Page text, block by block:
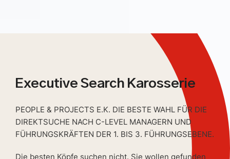
Executive Search Karosserie
PEOPLE & PROJECTS E.K. DIE BESTE WAHL FÜR DIE
DIREKTSUCHE NACH C-LEVEL MANAGERN UND
FÜHRUNGSKRÄFTEN DER 1. BIS 3. FÜHRUNGSEBENE.
Die besten Köpfe suchen nicht. Sie wollen gefunden